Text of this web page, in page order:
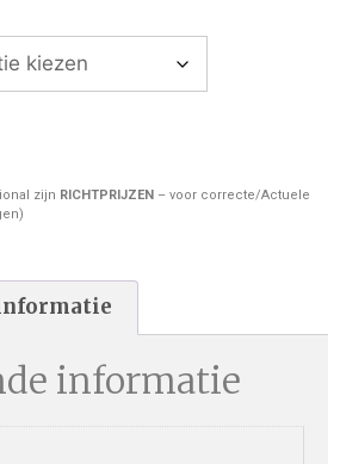
zijn RICHTPRIJZEN – voor correcte/Actuele
informatie